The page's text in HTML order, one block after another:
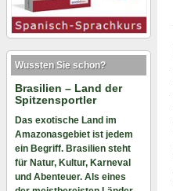
Wussten Sie schon?
Brasilien – Land der
Spitzensportler
Das exotische Land im
Amazonasgebiet ist jedem
ein Begriff. Brasilien steht
für Natur, Kultur, Karneval
und Abenteuer. Als eines